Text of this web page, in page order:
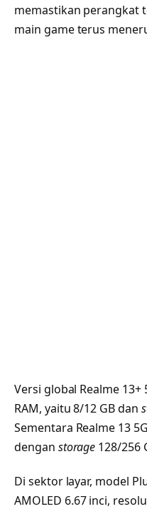
memastikan perangkat
main game terus
Versi global Realme
RAM, yaitu 8/12 GB dan
Sementara Realme 13
dengan storage 128/256
Di sektor layar, model
AMOLED 6.67 inci,